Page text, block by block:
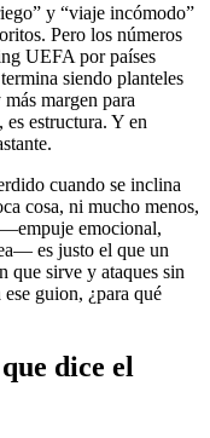
y “viaje incómodo”
Pero los números
UEFA por países
siendo planteles
margen para
estructura. Y en
cuando se inclina
cosa, ni mucho menos,
emocional,
es justo el que un
que sirve y ataques sin
guion, ¿para qué
dice el